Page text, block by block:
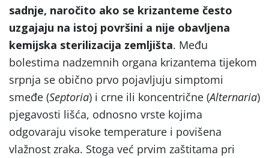
sadnje, naročito ako se krizanteme često
uzgajaju na istoj površini a nije obavljena
kemijska sterilizacija zemljišta. Među
bolestima nadzemnih organa krizantema tijekom
srpnja se obično prvo pojavljuju simptomi
smeđe (Septoria) i crne ili koncentrične (Alternaria)
pjegavosti lišća, odnosno vrste kojima
odgovaraju visoke temperature i povišena
vlažnost zraka. Stoga već prvim zaštitama pri